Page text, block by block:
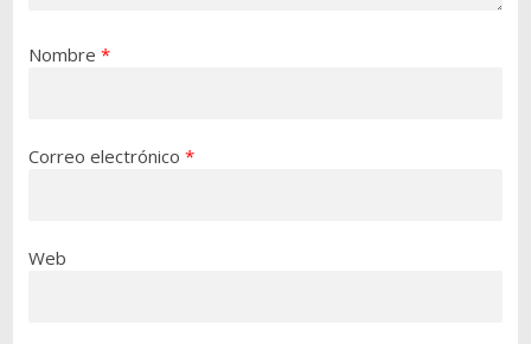
Nombre *
Correo electrónico *
Web